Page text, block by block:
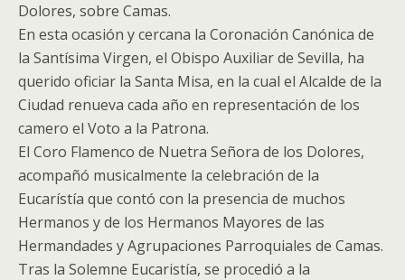
Dolores, sobre Camas.
En esta ocasión y cercana la Coronación Canónica de
la Santísima Virgen, el Obispo Auxiliar de Sevilla, ha
querido oficiar la Santa Misa, en la cual el Alcalde de la
Ciudad renueva cada año en representación de los
camero el Voto a la Patrona.
El Coro Flamenco de Nuetra Señora de los Dolores,
acompañó musicalmente la celebración de la
Eucarístía que contó con la presencia de muchos
Hermanos y de los Hermanos Mayores de las
Hermandades y Agrupaciones Parroquiales de Camas.
Tras la Solemne Eucaristía, se procedió a la